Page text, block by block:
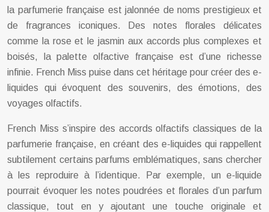
la parfumerie française est jalonnée de noms prestigieux et
de fragrances iconiques. Des notes florales délicates
comme la rose et le jasmin aux accords plus complexes et
boisés, la palette olfactive française est d’une richesse
infinie. French Miss puise dans cet héritage pour créer des e-
liquides qui évoquent des souvenirs, des émotions, des
voyages olfactifs.
French Miss s’inspire des accords olfactifs classiques de la
parfumerie française, en créant des e-liquides qui rappellent
subtilement certains parfums emblématiques, sans chercher
à les reproduire à l’identique. Par exemple, un e-liquide
pourrait évoquer les notes poudrées et florales d’un parfum
classique, tout en y ajoutant une touche originale et